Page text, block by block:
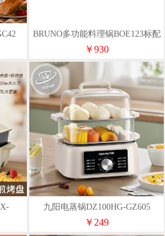
BRUNO多功能料理锅BOE123标配
款
￥930
九阳电蒸锅DZ100HG-GZ605
￥249